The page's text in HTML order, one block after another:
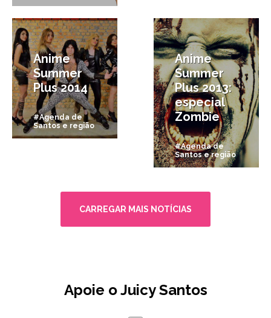
3/09/2014
Anime
Summer
Plus 2014
#Agenda de
Santos e região
Anime
Summer
Plus 2013:
especial
Zombie
#Agenda de
Santos e região
CARREGAR MAIS NOTÍCIAS
Apoie o Juicy Santos